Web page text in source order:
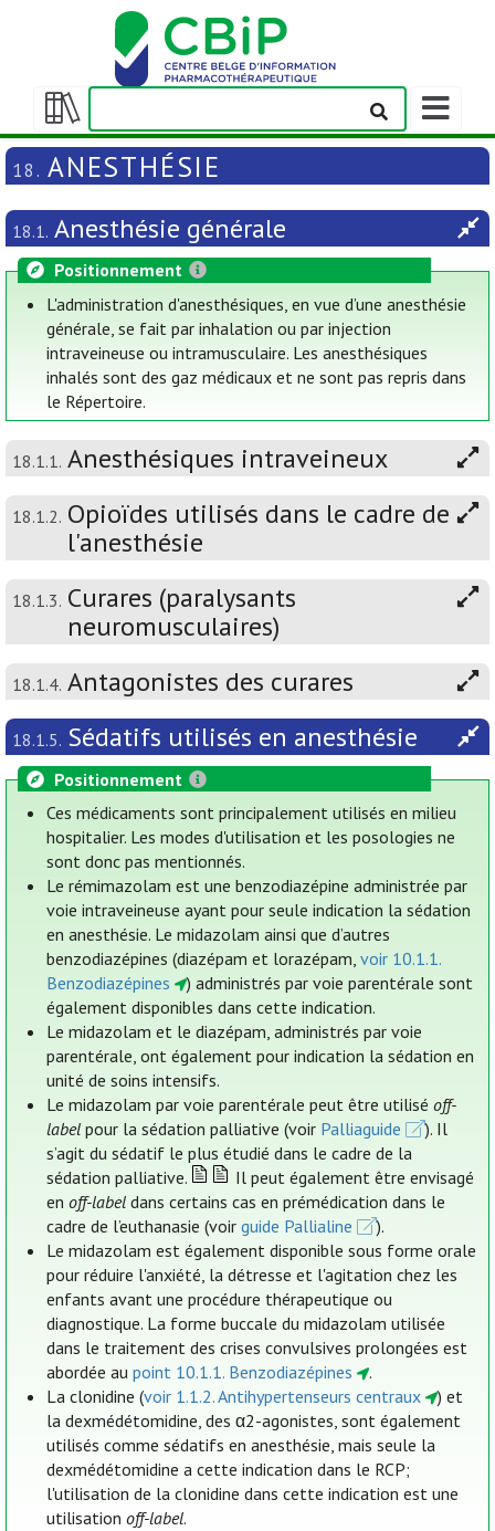
Afficher/masquer
la
table
matières
Afficher/
la
barre
navigation
18. ANESTHÉSIE
18.1. Anesthésie générale
Positionnement
L'administration d'anesthésiques, en vue d’une anesthésie
générale, se fait par inhalation ou par injection
intraveineuse ou intramusculaire. Les anesthésiques
inhalés sont des gaz médicaux et ne sont pas repris dans
le Répertoire.
18.1.1. Anesthésiques intraveineux
18.1.2. Opioïdes utilisés dans le cadre de
l'anesthésie
18.1.3. Curares (paralysants
neuromusculaires)
18.1.4. Antagonistes des curares
18.1.5. Sédatifs utilisés en anesthésie
Positionnement
Ces médicaments sont principalement utilisés en milieu
hospitalier. Les modes d'utilisation et les posologies ne
sont donc pas mentionnés.
Le rémimazolam est une benzodiazépine administrée par
voie intraveineuse ayant pour seule indication la sédation
en anesthésie. Le midazolam ainsi que d’autres
benzodiazépines (diazépam et lorazépam,voir 10.1.1.
Benzodiazépines
) administrés par voie parentérale sont
également disponibles dans cette indication.
Le midazolam et le diazépam, administrés par voie
parentérale, ont également pour indication la sédation en
unité de soins intensifs.
Le midazolam par voie parentérale peut être utiliséoff-
label pour la sédation palliative (voir Palliaguide
). Il
s’agit du sédatif le plus étudié dans le cadre de la
sédation palliative.
Il peut également être envisagé
enoff-label dans certains cas en prémédication dans le
cadre de l’euthanasie (voirguide Pallialine
).
Le midazolam est également disponible sous forme orale
pour réduire l'anxiété, la détresse et l'agitation chez les
enfants avant une procédure thérapeutique ou
diagnostique. La forme buccale du midazolam utilisée
dans le traitement des crises convulsives prolongées est
abordée aupoint 10.1.1. Benzodiazépines
.
La clonidine (voir 1.1.2. Antihypertenseurs centraux
) et
la dexmédétomidine, des α2-agonistes, sont également
utilisés comme sédatifs en anesthésie, mais seule la
dexmédétomidine a cette indication dans le RCP;
l'utilisation de la clonidine dans cette indication est une
utilisationoff-label.